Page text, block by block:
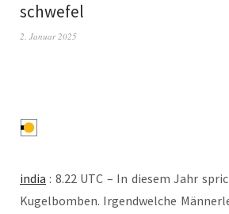
schwefel
2. Januar 2025
india : 8.22 UTC – In die­sem Jahr
Kugel­bom­ben. Irgend­wel­che